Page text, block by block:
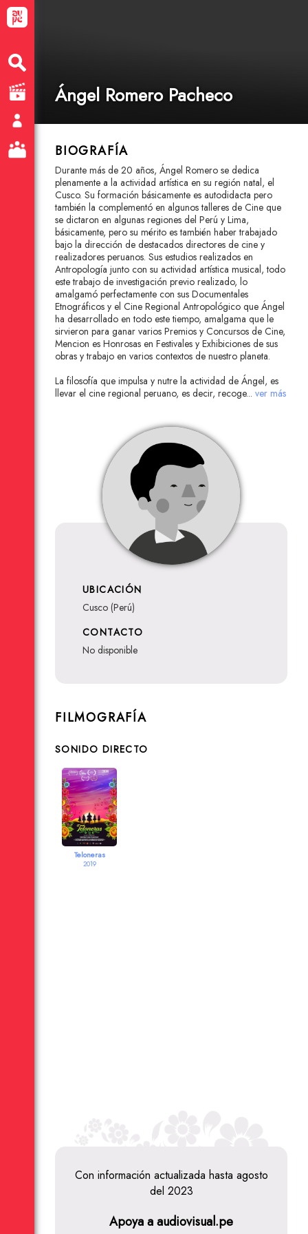
Ángel Romero Pacheco
BIOGRAFÍA
Durante más de 20 años, Ángel Romero se dedica
plenamente a la actividad artística en su región natal, el
Cusco. Su formación básicamente es autodidacta pero
también la complementó en algunos talleres de Cine que
se dictaron en algunas regiones del Perú y Lima,
básicamente, pero su mérito es también haber trabajado
bajo la dirección de destacados directores de cine y
realizadores peruanos. Sus estudios realizados en
Antropología junto con su actividad artística musical, todo
este trabajo de investigación previo realizado, lo
amalgamó perfectamente con sus Documentales
Etnográficos y el Cine Regional Antropológico que Ángel
ha desarrollado en todo este tiempo, amalgama que le
sirvieron para ganar varios Premios y Concursos de Cine,
Mencion es Honrosas en Festivales y Exhibiciones de sus
obras y trabajo en varios contextos de nuestro planeta.
La filosofía que impulsa y nutre la actividad de Ángel, es
llevar el cine regional peruano, es decir, recoge... ver más
UBICACIÓN
Cusco (Perú)
CONTACTO
no disponible
FILMOGRAFÍA
SONIDO DIRECTO
Teloneras
2019
Con información actualizada hasta agosto
del 2023
Apoya a audiovisual.pe